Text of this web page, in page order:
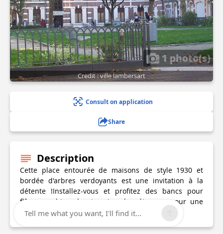
1 photo(s)
Credit : ville lambersart
Consult on application
Share
Description
Cette place entourée de maisons de style 1930 et
bordée d'arbres verdoyants est une invitation à la
détente !Installez-vous et profitez des bancs pour
flâner ou bien des terrains de pétanque pour une
belle partie en famille ou entre ami.
Tell me what you want, I'll find it...